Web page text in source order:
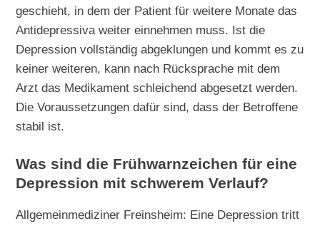
geschieht, in dem der Patient für weitere Monate das
Antidepressiva weiter einnehmen muss. Ist die
Depression vollständig abgeklungen und kommt es zu
keiner weiteren, kann nach Rücksprache mit dem
Arzt das Medikament schleichend abgesetzt werden.
Die Voraussetzungen dafür sind, dass der Betroffene
stabil ist.
Was sind die Frühwarnzeichen für eine
Depression mit schwerem Verlauf?
Allgemeinmediziner Freinsheim: Eine Depression tritt